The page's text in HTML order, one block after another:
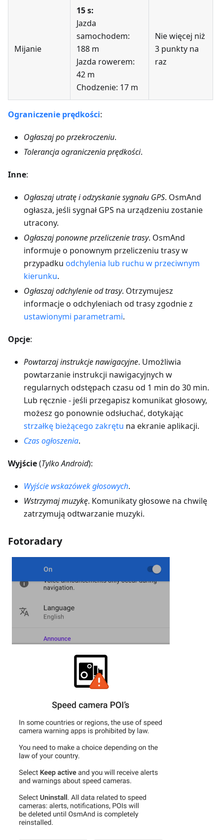
Mijanie
15 s:
Jazda
samochodem:
188 m
Jazda rowerem:
42 m
Chodzenie: 17 m
Nie więcej niż
3 punkty na
raz
Ograniczenie prędkości:
Ogłaszaj po przekroczeniu.
Tolerancja ograniczenia prędkości.
Inne:
Ogłaszaj utratę i odzyskanie sygnału GPS. OsmAnd
ogłasza, jeśli sygnał GPS na urządzeniu zostanie
utracony.
Ogłaszaj ponowne przeliczenie trasy. OsmAnd
informuje o ponownym przeliczeniu trasy w
przypadku odchylenia lub ruchu w przeciwnym
kierunku.
Ogłaszaj odchylenie od trasy. Otrzymujesz
informacje o odchyleniach od trasy zgodnie z
ustawionymi parametrami.
Opcje:
Powtarzaj instrukcje nawigacyjne. Umożliwia
powtarzanie instrukcji nawigacyjnych w
regularnych odstępach czasu od 1 min do 30 min.
Lub ręcznie - jeśli przegapisz komunikat głosowy,
możesz go ponownie odsłuchać, dotykając
strzałkę bieżącego zakrętu na ekranie aplikacji.
Czas ogłoszenia.
Wyjście(Tylko Android):
Wyjście wskazówek głosowych.
Wstrzymaj muzykę. Komunikaty głosowe na chwilę
zatrzymują odtwarzanie muzyki.
Fotoradary